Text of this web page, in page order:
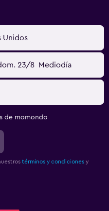
Unidos
23/8 Mediodía
de momondo
términos y condiciones y